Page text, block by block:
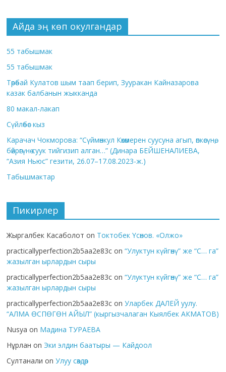
Айда эң көп окулгандар
55 табышмак
55 табышмак
Төрөбай Кулатов шым таап берип, Зууракан Кайназарова
казак балбанын жыкканда
80 макал-лакап
Сүйлөбөс кыз
Карачач Чокморова: “Сүймөнкул Көкөмерен суусуна агып, өпкөсүнө,
бөйрөгүнө суук тийгизип алган…” (Динара БЕЙШЕНАЛИЕВА,
“Азия Ньюс” гезити, 26.07–17.08.2023-ж.)
Табышмактар
Пикирлер
Жыргалбек Касаболот on Токтобек Үсөнов. «Олжо»
practicallyperfection2b5aa2e83c on“Улуктун күйгөнү” же “С… га”
жазылган ырлардын сыры
practicallyperfection2b5aa2e83c on“Улуктун күйгөнү” же “С… га”
жазылган ырлардын сыры
practicallyperfection2b5aa2e83c onУларбек ДАЛЕЙ уулу.
“АЛМА ӨСПӨГӨН АЙЫЛ” (кыргызчалаган Кыялбек АКМАТОВ)
Nusya on Мадина ТУРАЕВА
Нұрлан on Эки элдин баатыры — Кайдоол
Султанали onУлуу сөздөр